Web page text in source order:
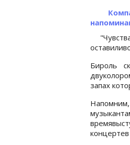
Бироль
запах